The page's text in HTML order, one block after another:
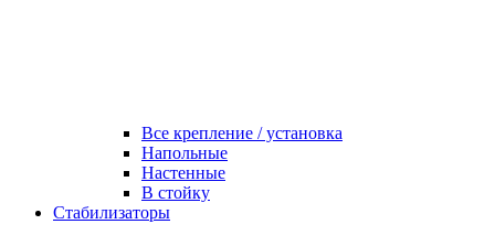
Все крепление / установка
Напольные
Настенные
В стойку
Стабилизаторы